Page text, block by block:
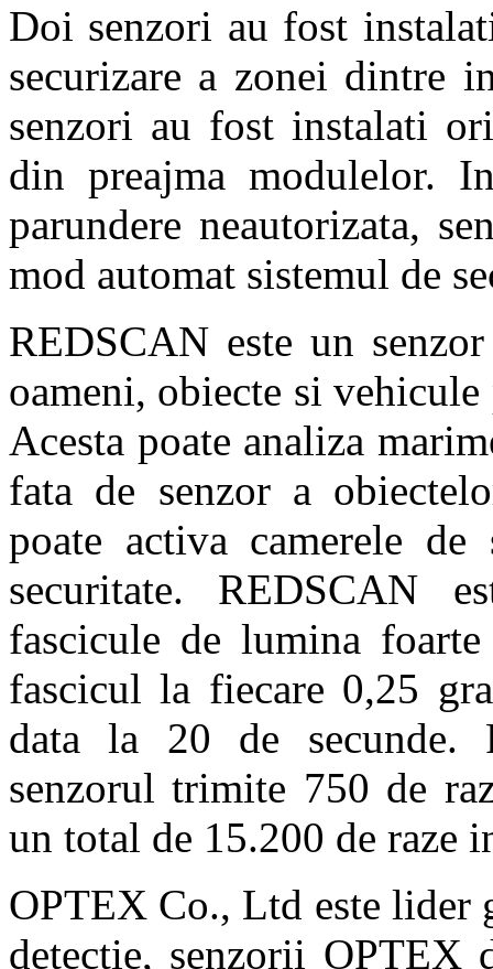
Doi senzori au fost
securizare a zonei dintre
senzori au fost instalati
din preajma modulelor.
parundere neautorizata,
mod automat sistemul de
REDSCAN este un
oameni, obiecte si
Acesta poate analiza
fata de senzor a
poate activa camerele de
securitate. REDSCAN
fascicule de lumina
fascicul la fiecare 0,25
data la 20 de secunde.
senzorul trimite 750 de
un total de 15.200 de raze
OPTEX Co., Ltd este lider
detectie, senzorii OPTEX